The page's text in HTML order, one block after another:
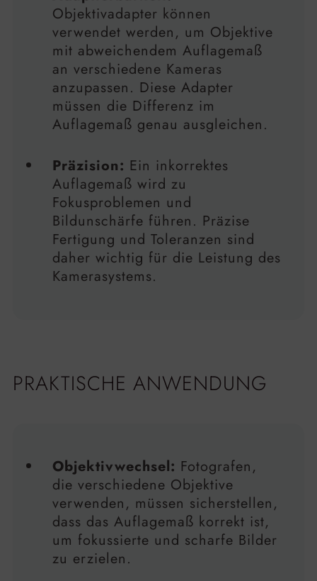
Objektivadapter können
verwendet werden, um Objektive
mit abweichendem Auflagemaß
an verschiedene Kameras
anzupassen. Diese Adapter
müssen die Differenz im
Auflagemaß genau ausgleichen.
Präzision: Ein inkorrektes
Auflagemaß wird zu
Fokusproblemen und
Bildunschärfe führen. Präzise
Fertigung und Toleranzen sind
daher wichtig für die Leistung des
Kamerasystems.
PRAKTISCHE ANWENDUNG
Objektivwechsel: Fotografen,
die verschiedene Objektive
verwenden, müssen sicherstellen,
dass das Auflagemaß korrekt ist,
um fokussierte und scharfe Bilder
zu erzielen.